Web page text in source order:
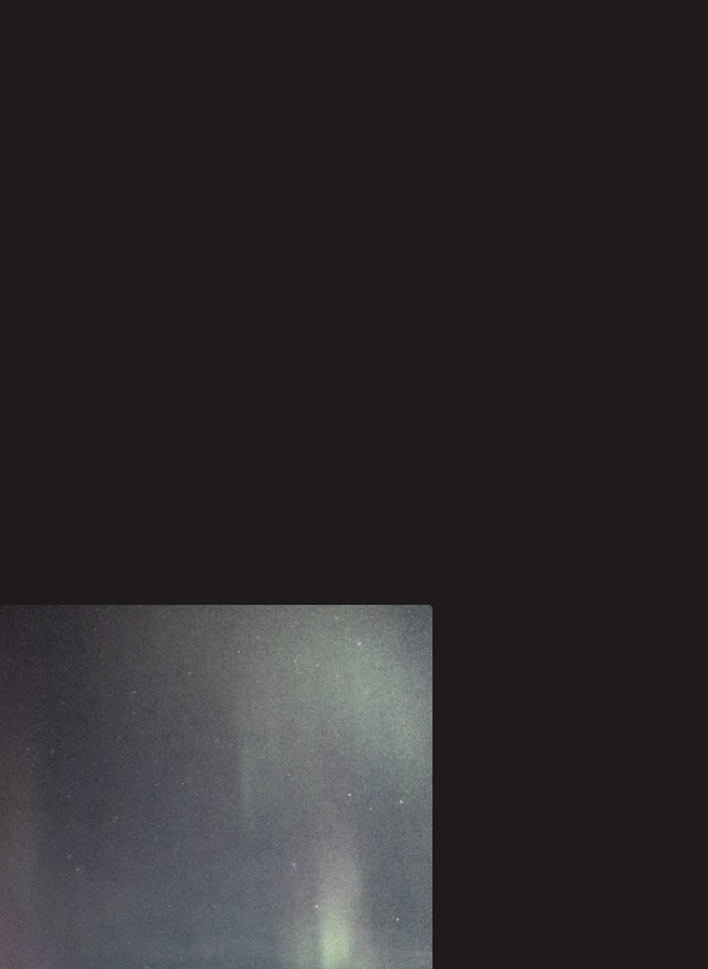
uma necessidade de compreender e
desvendar os mistérios do universo
variados eventos.
e intrigado as culturas ao redor do
muitas civilizações antigas criaram suas
em grupo em busca do
Nortes as chamou de Monstro Verde.